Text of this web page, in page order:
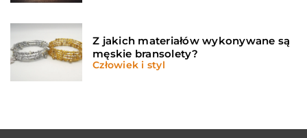
Z jakich materiałów wykonywane są
męskie bransolety?
Człowiek i styl